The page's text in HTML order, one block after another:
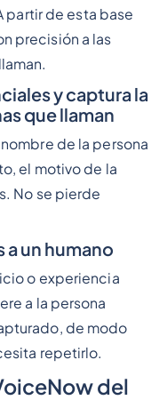
partir de esta base
precisión a las
y captura la
que llaman
de la persona
el motivo de la
No se pierde
un humano
o experiencia
a la persona
de modo
repetirlo.
del